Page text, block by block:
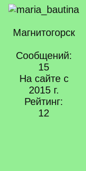
Магнитогорск
Сообщений:
15
На сайте с
2015 г.
Рейтинг:
12